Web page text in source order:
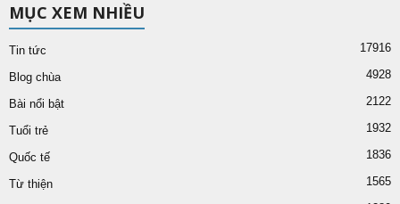
MỤC XEM NHIỀU
Tin tức 17916
Blog chùa 4928
Bài nổi bật 2122
Tuổi trẻ 1932
Quốc tế 1836
Từ thiện 1565